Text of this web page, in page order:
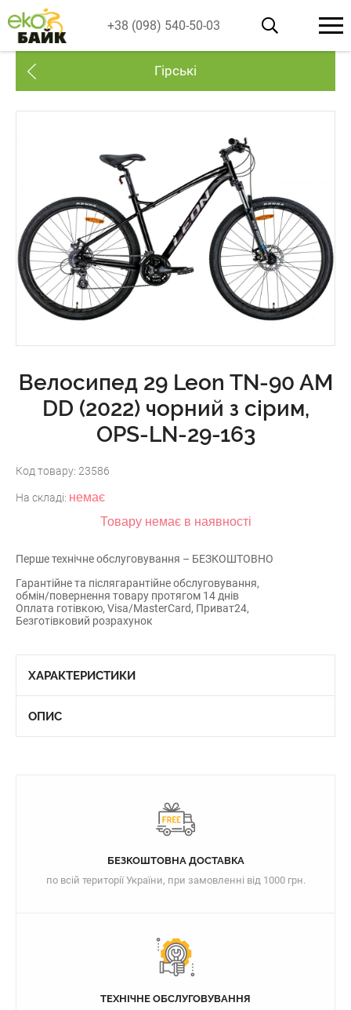
+38 (098) 540-50-03
Гірські
Велосипед 29 Leon TN-90 AM
DD (2022) чорний з сірим,
OPS-LN-29-163
Код товару: 23586
На складі: немає
Товару немає в наявності
Перше технічне обслуговування – БЕЗКОШТОВНО
Гарантійне та післягарантійне обслуговування,
обмін/повернення товару протягом 14 днів
Оплата готівкою, Visa/MasterCard, Приват24,
Безготівковий розрахунок
ХАРАКТЕРИСТИКИ
ОПИС
БЕЗКОШТОВНА ДОСТАВКА
по всій території України, при замовленні від 1000 грн.
ТЕХНІЧНЕ ОБСЛУГОВУВАННЯ